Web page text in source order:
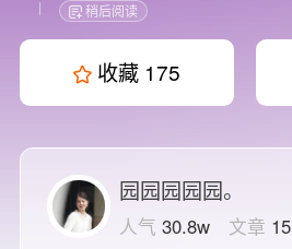
稍后阅读
收藏 175
园园园园园。
人气 30.8w 文章 15